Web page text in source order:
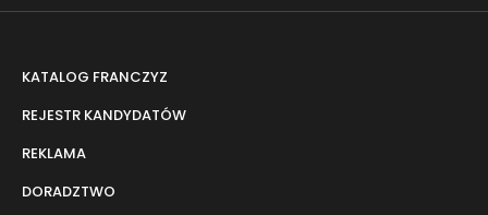
KATALOG FRANCZYZ
REJESTR KANDYDATÓW
REKLAMA
DORADZTWO